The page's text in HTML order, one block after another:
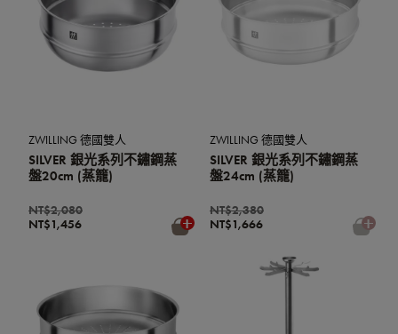
ZWILLING 德國雙人
SILVER 銀光系列不鏽鋼蒸
盤20cm (蒸籠)
NT$1,456
NT$2,080
ZWILLING 德國雙人
SILVER 銀光系列不鏽鋼蒸
盤24cm (蒸籠)
NT$1,666
NT$2,380